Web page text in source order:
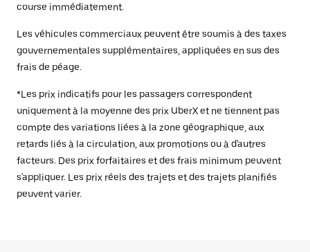
course immédiatement.
Les véhicules commerciaux peuvent être soumis à des taxes
gouvernementales supplémentaires, appliquées en sus des
frais de péage.
*Les prix indicatifs pour les passagers correspondent
uniquement à la moyenne des prix UberX et ne tiennent pas
compte des variations liées à la zone géographique, aux
retards liés à la circulation, aux promotions ou à d'autres
facteurs. Des prix forfaitaires et des frais minimum peuvent
s'appliquer. Les prix réels des trajets et des trajets planifiés
peuvent varier.